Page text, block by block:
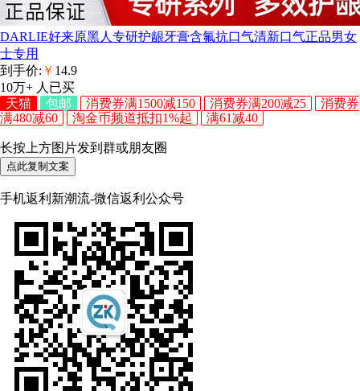
DARLIE好来原黑人专研护龈牙膏含氟抗口气清新口气正品男女
士专用
到手价: ￥ 14.9
10万+ 人已买
天猫
包邮 消费券满1500减150 消费券满200减25
消费券
满480减60
淘金币频道抵扣1%起 满61减40
长按上方图片发到群或朋友圈
点此复制文案
手机返利新潮流-微信返利公众号